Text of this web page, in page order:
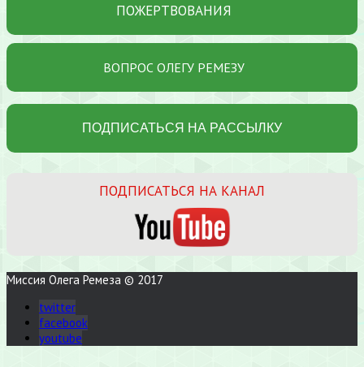
ПОЖЕРТВОВАНИЯ
ВОПРОС ОЛЕГУ РЕМЕЗУ
ПОДПИСАТЬСЯ НА КАНАЛ
Миссия Олега Ремеза © 2017
twitter
facebook
youtube